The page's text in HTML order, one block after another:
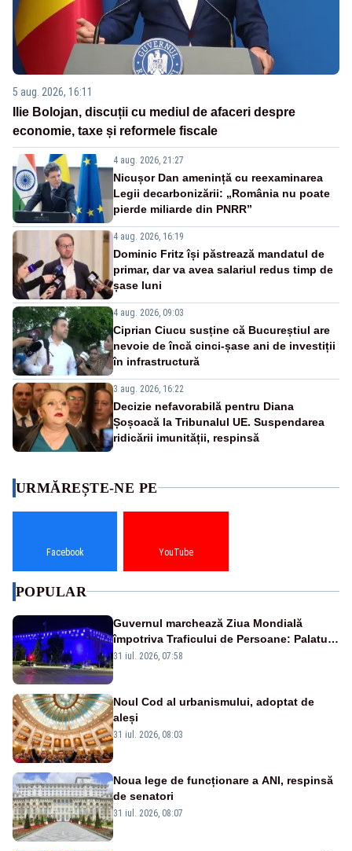
5 aug. 2026, 16:11
Ilie Bolojan, discuții cu mediul de afaceri despre
economie, taxe și reformele fiscale
4 aug. 2026, 21:27
Nicușor Dan amenință cu reexaminarea
Legii decarbonizării: „România nu poate
pierde miliarde din PNRR”
4 aug. 2026, 16:19
Dominic Fritz își păstrează mandatul de
primar, dar va avea salariul redus timp de
șase luni
4 aug. 2026, 09:03
Ciprian Ciucu susține că Bucureștiul are
nevoie de încă cinci-șase ani de investiții
în infrastructură
3 aug. 2026, 16:22
Decizie nefavorabilă pentru Diana
Șoșoacă la Tribunalul UE. Suspendarea
ridicării imunității, respinsă
URMĂREȘTE-NE PE
Facebook YouTube
POPULAR
Guvernul marchează Ziua Mondială
împotriva Traficului de Persoane: Palatul
Victoria, iluminat în albastru
31 iul. 2026, 07:58
Noul Cod al urbanismului, adoptat de
aleși
31 iul. 2026, 08:03
Noua lege de funcționare a ANI, respinsă
de senatori
31 iul. 2026, 08:07